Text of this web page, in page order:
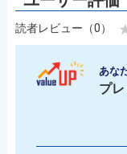
読者レビュー（0）
あな
プ